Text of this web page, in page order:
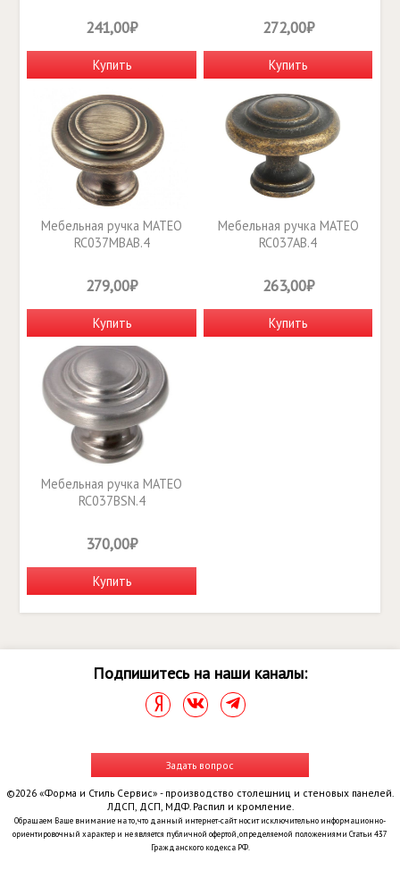
241,00₽
Купить
272,00₽
Купить
Мебельная ручка MATEO
RC037MBAB.4
279,00₽
Купить
Мебельная ручка MATEO
RC037AB.4
263,00₽
Купить
Мебельная ручка MATEO
RC037BSN.4
370,00₽
Купить
Подпишитесь на наши каналы:
Задать вопрос
©2026 «Форма и Стиль Сервис» - производство столешниц и стеновых панелей.
ЛДСП, ДСП, МДФ. Распил и кромление.
Обращаем Ваше внимание на то, что данный интернет-сайт носит исключительно информационно-
ориентировочный характер и не является публичной офертой, определяемой положениями Статьи 437
Гражданского кодекса РФ.